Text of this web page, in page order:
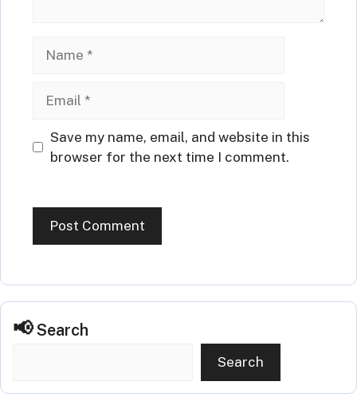
Website
Save my name, email, and website in this
browser for the next time I comment.
Search
Search